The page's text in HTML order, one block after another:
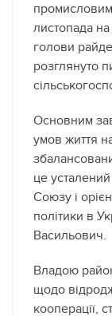
листопада
голови
розглянуто
Основним
умов життя
це
Союзу і
політики в
Васильович.
Владою
щодо
кооперації,